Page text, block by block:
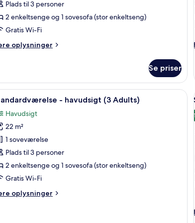
Plads til 3 personer
2 enkeltsenge og 1 sovesofa (stor enkeltseng)
Gratis Wi-Fi
oplysninger
Se priser
et skrivebord og en balkon med udsigt.Et hotelværelse med en stor seng,
3 - havudsigt (3 Adults)
Havudsigt
22 m²
1 soveværelse
Plads til 3 personer
2 enkeltsenge og 1 sovesofa (stor enkeltseng)
Gratis Wi-Fi
oplysninger